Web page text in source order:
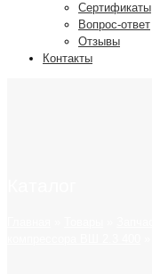
Сертификаты
Вопрос-ответ
Отзывы
Контакты